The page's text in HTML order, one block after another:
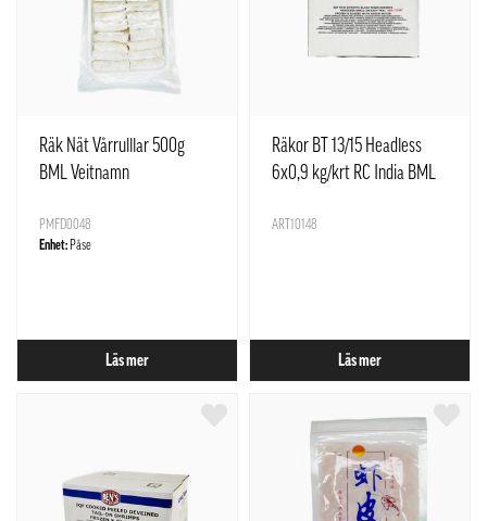
Räk Nät Vårrulllar 500g
BML Veitnamn
PMFD0048
Enhet: Påse
Läs mer
Räkor BT 13/15 Headless
6x0,9 kg/krt RC India BML
ART10148
Läs mer